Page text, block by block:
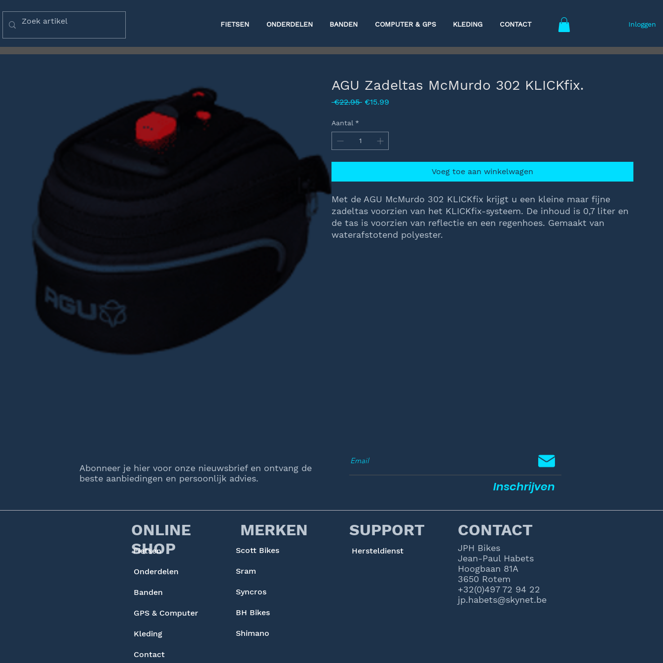
BANDEN
FIETSEN COMPUTER & GPS
ONDERDELEN KLEDING CONTACT Inloggen
AGU Zadeltas McMurdo 302 KLICKfix.
€22.95 Normale
€15.99
Aantal *
Voeg toe aan winkelwagen
Met de AGU McMurdo 302 KLICKfix krijgt u een kleine maar fijne
zadeltas voorzien van het KLICKfix-systeem. De inhoud is 0,7 liter en
de tas is voorzien van reflectie en een regenhoes. Gemaakt van
waterafstotend polyester.
Abonneer je hier voor onze nieuwsbrief en ontvang de
beste aanbiedingen en persoonlijk advies.
ONLINE
SHOP
MERKEN SUPPORT CONTACT
Fietsen
Onderdelen
Banden
GPS & Computer
Kleding
Scott Bikes
JPH Bikes
Jean-Paul Habets
Hoogbaan 81A
3650 Rotem
+32(0)497 72 94 22
jp.habets@skynet.be
Hersteldienst
Sram
Syncros
BH Bikes
Shimano
Contact
Inschrijven